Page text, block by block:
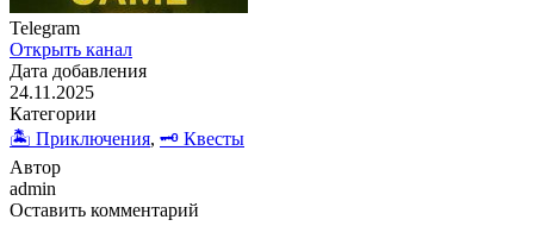
Telegram
Открыть канал
Дата добавления
24.11.2025
Категории
🏝️ Приключения, 🗝️ Квесты
Автор
admin
Оставить комментарий